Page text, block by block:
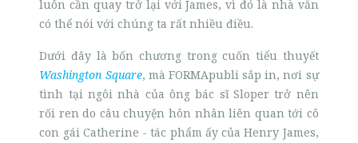
luôn cần quay trở lại với James, vì đó là nhà văn
có thể nói với chúng ta rất nhiều điều.
Dưới đây là bốn chương trong cuốn tiểu thuyết
Washington Square, mà FORMApubli sắp in, nơi sự
tình tại ngôi nhà của ông bác sĩ Sloper trở nên
rối ren do câu chuyện hôn nhân liên quan tới cô
con gái Catherine - tác phẩm ấy của Henry James,